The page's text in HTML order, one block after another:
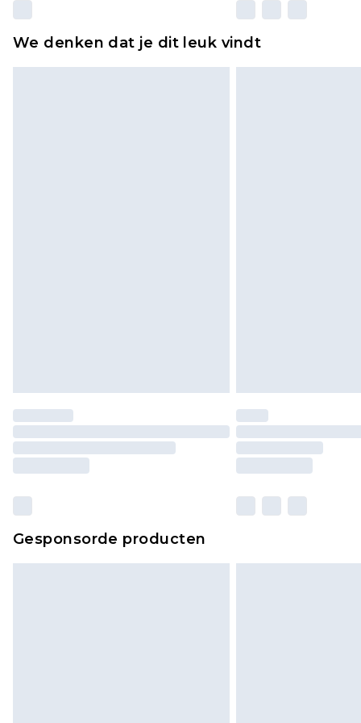
We denken dat je dit leuk vindt
Gesponsorde producten